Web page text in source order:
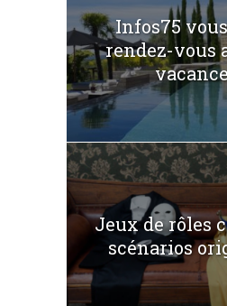
Infos75
rendez-vous
Jeux de rôles
scénarios